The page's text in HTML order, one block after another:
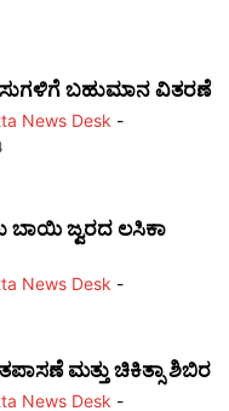
ಬಹುಮಾನ ವಿತರಣೆ
News Desk -
ಬಾಯಿ ಜ್ವರದ ಲಸಿಕಾ
News Desk -
ಮತ್ತು ಚಿಕಿತ್ಸಾ ಶಿಬಿರ
News Desk -